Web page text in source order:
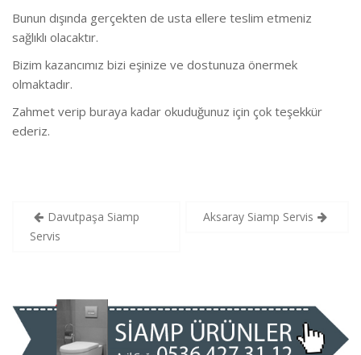
Bunun dışında gerçekten de usta ellere teslim etmeniz
sağlıklı olacaktır.
Bizim kazancımız bizi eşinize ve dostunuza önermek
olmaktadır.
Zahmet verip buraya kadar okuduğunuz için çok teşekkür
ederiz.
Yazı
gezinmesi
Davutpaşa Siamp
Servis
Aksaray Siamp Servis